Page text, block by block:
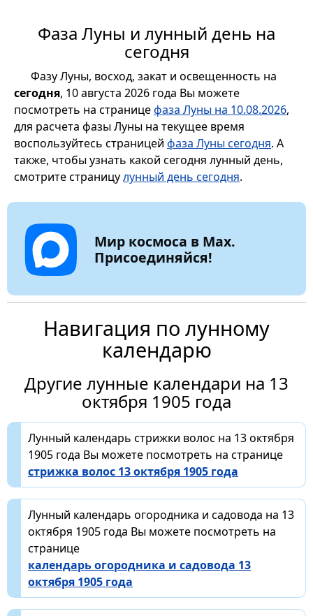
Фаза Луны и лунный день на
сегодня
Фазу Луны, восход, закат и освещенность на
сегодня, 10 августа 2026 года Вы можете
посмотреть на страницефаза Луны на 10.08.2026,
для расчета фазы Луны на текущее время
воспользуйтесь страницей фаза Луны сегодня. А
также, чтобы узнать какой сегодня лунный день,
смотрите страницулунный день сегодня.
Мир космоса в Max.
Присоединяйся!
Навигация по лунному
календарю
Другие лунные календари на 13
октября 1905 года
Лунный календарь стрижки волос на 13 октября
1905 года Вы можете посмотреть на странице
стрижка волос 13 октября 1905 года
Лунный календарь огородника и садовода на 13
октября 1905 года Вы можете посмотреть на
странице
календарь огородника и садовода 13
октября 1905 года